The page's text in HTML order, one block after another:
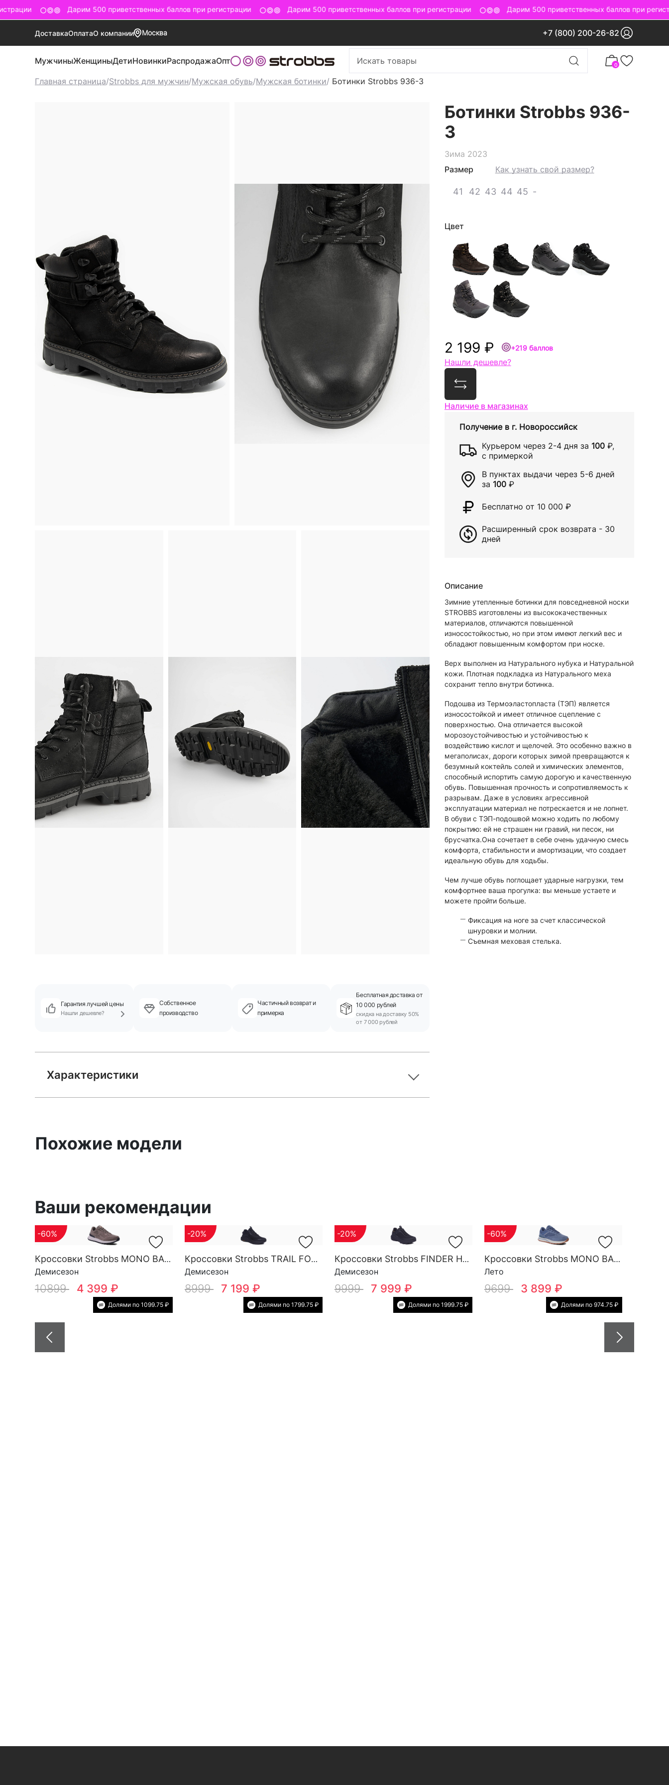
Дарим 500 приветственных баллов при регистрации Дарим 500 приветственных баллов при регистрации Дарим 500 приветственных баллов при
ДоставкаОплатаО компании Москва +7 (800) 200-26-82
МужчиныЖенщиныДетиНовинкиРаспродажаОпт 0
Главная страница/Strobbs для мужчин/Мужская обувь/Мужская ботинки/ Ботинки Strobbs 936-3
Ботинки Strobbs 936-
3
Зима 2023
Размер
Как узнать свой размер?
41 42 43 44 45 -
Цвет
2 199 ₽ +219 баллов
Нашли дешевле?
Сравнить
Наличие в магазинах
Получение в г. Новороссийск
Курьером через 2-4 дня за 100 ₽,
с примеркой
В пунктах выдачи через 5-6 дней
за 100 ₽
Бесплатно от 10 000 ₽
Расширенный срок возврата - 30
дней
Описание
Зимние утепленные ботинки для повседневной носки
STROBBS изготовлены из высококачественных
материалов, отличаются повышенной
износостойкостью, но при этом имеют легкий вес и
обладают повышенным комфортом при носке.
Верх выполнен из Натурального нубука и Натуральной
кожи. Плотная подкладка из Натурального меха
сохранит тепло внутри ботинка.
Подошва из Термоэластопласта (ТЭП) является
износостойкой и имеет отличное сцепление с
поверхностью. Она отличается высокой
морозоустойчивостью и устойчивостью к
воздействию кислот и щелочей. Это особенно важно в
мегаполисах, дороги которых зимой превращаются к
безумный коктейль солей и химических элементов,
способный испортить самую дорогую и качественную
обувь. Повышенная прочность и сопротивляемость к
разрывам. Даже в условиях агрессивной
эксплуатации материал не потрескается и не лопнет.
В обуви с ТЭП-подошвой можно ходить по любому
покрытию: ей не страшен ни гравий, ни песок, ни
брусчатка.Она сочетает в себе очень удачную смесь
комфорта, стабильности и амортизации, что создает
идеальную обувь для ходьбы.
Чем лучше обувь поглощает ударные нагрузки, тем
комфортнее ваша прогулка: вы меньше устаете и
можете пройти больше.
Фиксация на ноге за счет классической
шнуровки и молнии.
Съемная меховая стелька.
Гарантия лучшей цены
Нашли дешевле?
Собственное
производство
Частичный возврат и
примерка
Бесплатная доставка от
10 000 рублей
скидка на доставку 50%
от 7 000 рублей
Характеристики
Похожие модели
Ваши рекомендации
Кроссовки Strobbs MONO BASE M 3696-17
Демисезон
-60%
10899 4 399 ₽
Долями по 1099.75 ₽
Кроссовки Strobbs TRAIL FORCE YOW SG M 3818-3
Демисезон
-20%
8999 7 199 ₽
Долями по 1799.75 ₽
Кроссовки Strobbs FINDER HG M 3788-2
Демисезон
-20%
9999 7 999 ₽
Долями по 1999.75 ₽
Кроссовки Strobbs MONO BASE W 7552-5
Лето
-60%
9699 3 899 ₽
Долями по 974.75 ₽